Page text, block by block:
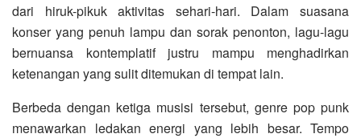
dari hiruk-pikuk aktivitas sehari-hari. Dalam suasana
konser yang penuh lampu dan sorak penonton, lagu-lagu
bernuansa kontemplatif justru mampu menghadirkan
ketenangan yang sulit ditemukan di tempat lain.
Berbeda dengan ketiga musisi tersebut, genre pop punk
menawarkan ledakan energi yang lebih besar. Tempo